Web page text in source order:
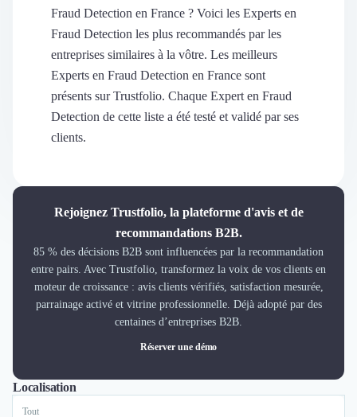
Voir tous nos avis clients
Découvrir le média
Teambuilding
Marque Employeur
Responsabilité Sociétale des Entreprises (RSE)
Marketplace de freelance
Coaching
Fraud Detection en France ? Voici les Experts en
Fraud Detection les plus recommandés par les
entreprises similaires à la vôtre. Les meilleurs
Experts en Fraud Detection en France sont
présents sur Trustfolio. Chaque Expert en Fraud
Detection de cette liste a été testé et validé par ses
clients.
Rejoignez Trustfolio, la plateforme d'avis et de
recommandations B2B.
85 % des décisions B2B sont influencées par la recommandation
entre pairs. Avec Trustfolio, transformez la voix de vos clients en
moteur de croissance : avis clients vérifiés, satisfaction mesurée,
parrainage activé et vitrine professionnelle. Déjà adopté par des
centaines d’entreprises B2B.
Réserver une démo
Localisation
ToutParis